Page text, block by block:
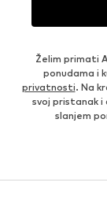
Želim primati
ponudama i
privatnosti. Na
svoj pristanak
slanjem